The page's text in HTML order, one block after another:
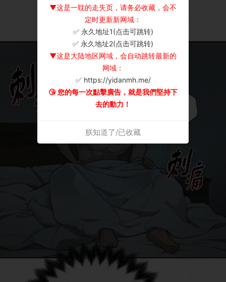
▼这是一耽的走失页，请务必收藏，会不
定时更新新网域：
✅ 永久地址1(点击可跳转)
✅ 永久地址2(点击可跳转)
▼这是大陆地区网域，会自动跳转最新的
网域：
✅ https://yidanmh.me/
😘 您的每一次點擊廣告，就是我們堅持下
去的動力！
朕知道了/已收藏